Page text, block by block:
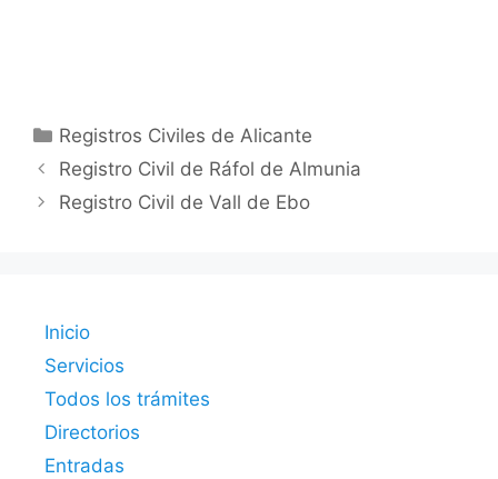
Categorías
Registros Civiles de Alicante
Registro Civil de Ráfol de Almunia
Registro Civil de Vall de Ebo
Inicio
Servicios
Todos los trámites
Directorios
Entradas